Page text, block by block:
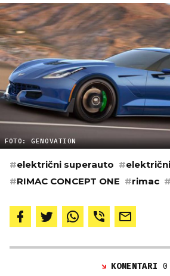
FOTO: GENOVATION
#električni superauto #
#RIMAC CONCEPT ONE #rimac #
KOMENTARI0